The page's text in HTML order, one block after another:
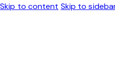
Skip to content Skip to